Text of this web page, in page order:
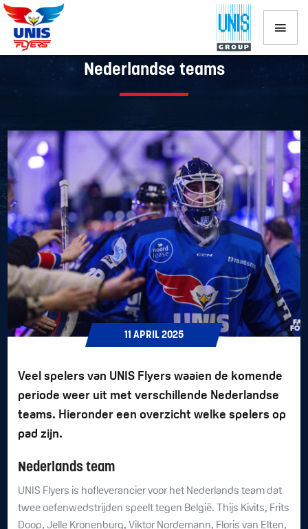
Spelers UNIS Flyers op pad met
Nederlandse teams
11 APRIL 2025
Veel spelers van UNIS Flyers waaien de komende
periode weer uit met verschillende Nederlandse
teams. Hieronder een overzicht welke spelers op
pad zijn.
Nederlands team
UNIS Flyers is hofleverancier voor het Nederlands team dat
twee oefenwedstrijden speelt tegen België. Thijs Kivits, Frits
Doop, Jelle Kronenburg, Viktor Nordemann, Floris van Elten,